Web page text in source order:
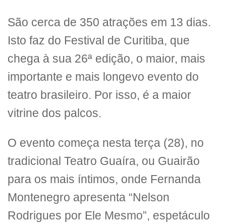
São cerca de 350 atrações em 13 dias.
Isto faz do Festival de Curitiba, que
chega à sua 26ª edição, o maior, mais
importante e mais longevo evento do
teatro brasileiro. Por isso, é a maior
vitrine dos palcos.
O evento começa nesta terça (28), no
tradicional Teatro Guaíra, ou Guairão
para os mais íntimos, onde Fernanda
Montenegro apresenta “Nelson
Rodrigues por Ele Mesmo”, espetáculo